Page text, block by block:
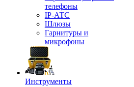
телефоны
IP-АТС
Шлюзы
Гарнитуры и
микрофоны
Инструменты